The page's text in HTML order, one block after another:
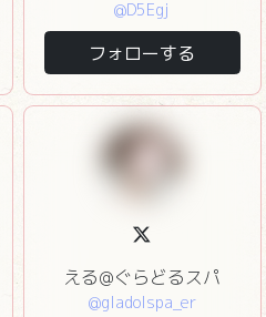
@D5Egj
フォローする
える@ぐらどるスパ
@gladolspa_er